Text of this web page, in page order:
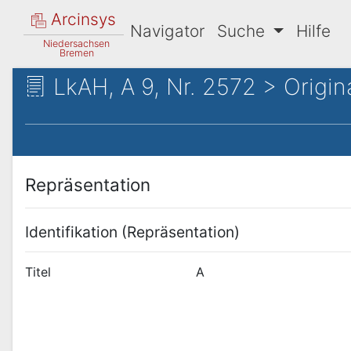
Arcinsys
Niedersachsen
Bremen
Navigator Suche Hilfe
LkAH, A 9, Nr. 2572 >
Repräsentation
Identifikation (Repräsentation)
Titel A